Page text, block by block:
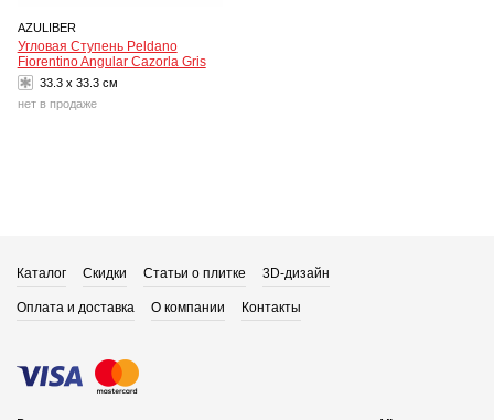
AZULIBER
Угловая Ступень Peldano
Fiorentino Angular Cazorla Gris
33.3 x 33.3 см
нет в продаже
Каталог Скидки Статьи о плитке 3D-дизайн
Оплата и доставка О компании Контакты